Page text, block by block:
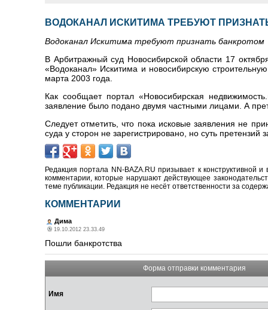
ВОДОКАНАЛ ИСКИТИМА ТРЕБУЮТ
Водоканал Искитима требуют признать банкротом
В Арбитражный суд Новосибирской области 17
«Водоканал» Искитима и новосибирскую
марта 2003 года.
Как сообщает портал «Новосибирская
заявление было подано двумя частными лицами. А
Следует отметить, что пока исковые заявления не
суда у сторон не зарегистрировано, но суть
Редакция портала NN-BAZA.RU призывает к конструктивной
комментарии, которые нарушают действующее
теме публикации. Редакция не несёт ответственности за
КОММЕНТАРИИ
Дима
19.10.2012 23.33.49
Пошли банкротства
Форма отправки комментария
Имя